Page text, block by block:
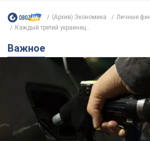
(Архив) Экономика
Личные
Каждый третий украинец...
Важное